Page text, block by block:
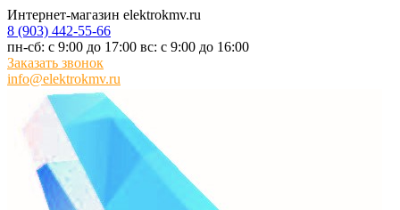
Интернет-магазин elektrokmv.ru
8 (903) 442-55-66
пн-сб: с 9:00 до 17:00 вс: с 9:00 до 16:00
Заказать звонок
info@elektrokmv.ru